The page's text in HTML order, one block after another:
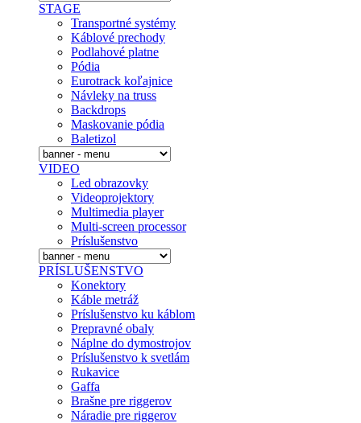
STAGE
Transportné systémy
Káblové prechody
Podlahové platne
Pódia
Eurotrack koľajnice
Návleky na truss
Backdrops
Maskovanie pódia
Baletizol
VIDEO
Led obrazovky
Videoprojektory
Multimedia player
Multi-screen processor
Príslušenstvo
PRÍSLUŠENSTVO
Konektory
Káble metráž
Príslušenstvo ku káblom
Prepravné obaly
Náplne do dymostrojov
Prí­slušenstvo k svetlám
Rukavice
Gaffa
Brašne pre riggerov
Náradie pre riggerov